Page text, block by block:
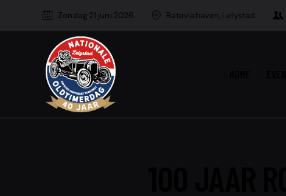
Zondag 21 juni 2026 Bataviahaven, Lelystad